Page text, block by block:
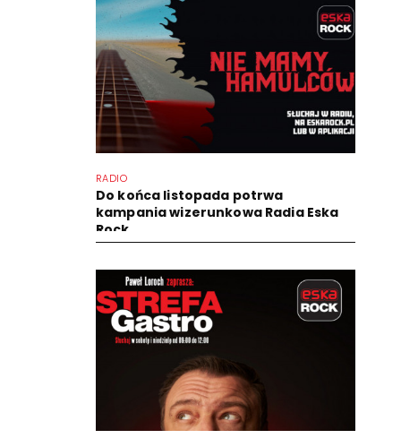
RADIO
Do końca listopada potrwa
kampania wizerunkowa Radia Eska
Rock